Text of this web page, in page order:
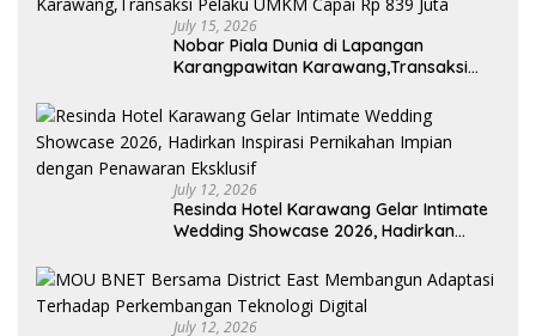
July 15, 2026
Nobar Piala Dunia di Lapangan
Karangpawitan Karawang,Transaksi
July 12, 2026
Resinda Hotel Karawang Gelar Intimate
Wedding Showcase 2026, Hadirkan
Penawaran Eksklusif
July 12, 2026